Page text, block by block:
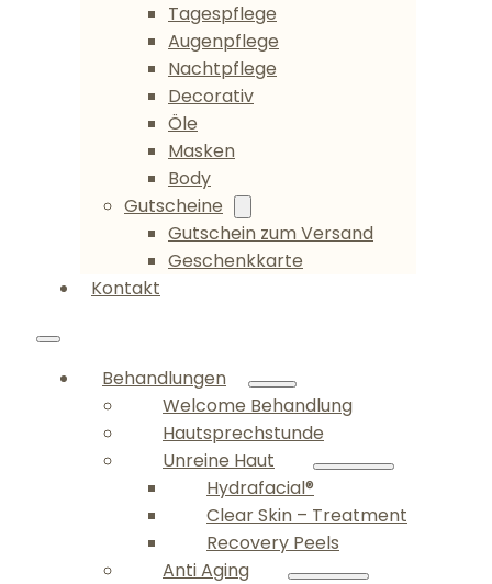
Tagespflege
Augenpflege
Nachtpflege
Decorativ
Öle
Masken
Body
Gutscheine
Gutschein zum Versand
Geschenkkarte
Kontakt
Behandlungen
Welcome Behandlung
Hautsprechstunde
Unreine Haut
Hydrafacial®
Clear Skin – Treatment
Recovery Peels
Anti Aging